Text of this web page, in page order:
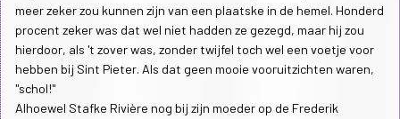
meer zeker zou kunnen zijn van een plaatske in de hemel. Honderd
procent zeker was dat wel niet hadden ze gezegd, maar hij zou
hierdoor, als 't zover was, zonder twijfel toch wel een voetje voor
hebben bij Sint Pieter. Als dat geen mooie vooruitzichten waren,
"schol!"
Alhoewel Stafke Rivière nog bij zijn moeder op de Frederik